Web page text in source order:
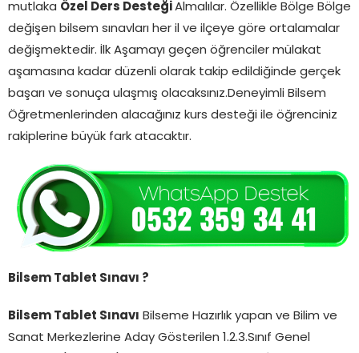
mutlaka Özel Ders Desteği Almalılar. Özellikle Bölge Bölge
değişen bilsem sınavları her il ve ilçeye göre ortalamalar
değişmektedir. İlk Aşamayı geçen öğrenciler mülakat
aşamasına kadar düzenli olarak takip edildiğinde gerçek
başarı ve sonuça ulaşmış olacaksınız.Deneyimli Bilsem
Öğretmenlerinden alacağınız kurs desteği ile öğrenciniz
rakiplerine büyük fark atacaktır.
Bilsem Tablet Sınavı ?
Bilsem Tablet Sınavı Bilseme Hazırlık yapan ve Bilim ve
Sanat Merkezlerine Aday Gösterilen 1.2.3.Sınıf Genel